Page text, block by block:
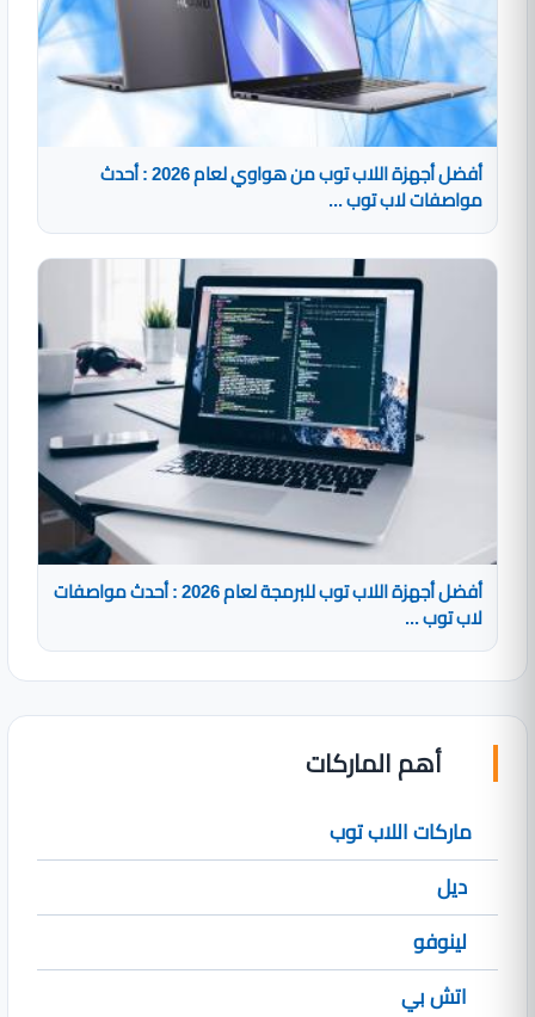
أفضل أجهزة اللاب توب من هواوي لعام 2026 : أحدث
مواصفات لاب توب ...
أفضل أجهزة اللاب توب للبرمجة لعام 2026 : أحدث مواصفات
لاب توب ...
أهم الماركات
ماركات اللاب توب
ديل
لينوفو
اتش بي